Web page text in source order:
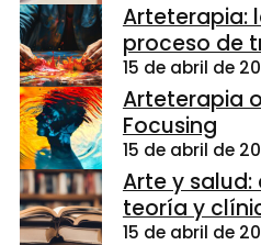
Arteterapia:
proceso de
15 de abril de
Arteterapia
Focusing
15 de abril de
Arte y
teoría y
15 de abril de